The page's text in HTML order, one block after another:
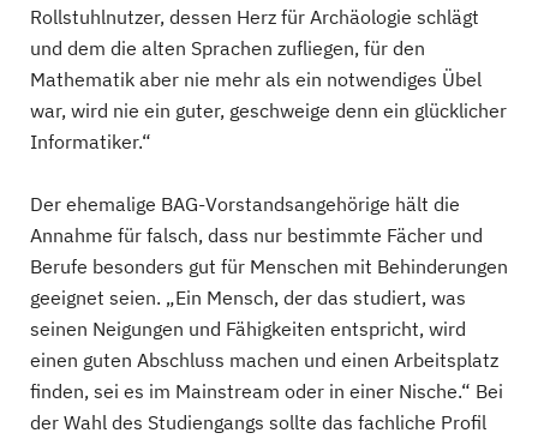
Rollstuhlnutzer, dessen Herz für Archäologie schlägt
und dem die alten Sprachen zufliegen, für den
Mathematik aber nie mehr als ein notwendiges Übel
war, wird nie ein guter, geschweige denn ein glücklicher
Informatiker.“
Der ehemalige BAG-Vorstandsangehörige hält die
Annahme für falsch, dass nur bestimmte Fächer und
Berufe besonders gut für Menschen mit Behinderungen
geeignet seien. „Ein Mensch, der das studiert, was
seinen Neigungen und Fähigkeiten entspricht, wird
einen guten Abschluss machen und einen Arbeitsplatz
finden, sei es im Mainstream oder in einer Nische.“ Bei
der Wahl des Studiengangs sollte das fachliche Profil